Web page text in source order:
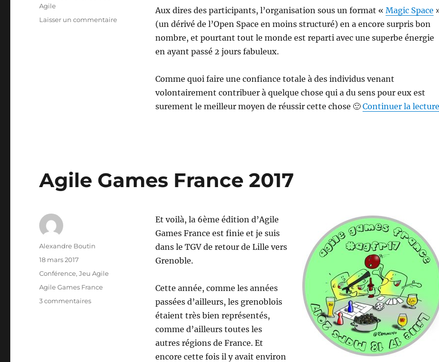
Aux dires des participants, l’organisation sous un format « Magic Space
(un dérivé de l’Open Space en moins structuré) en a encore surpris bon
nombre, et pourtant tout le monde est reparti avec une superbe énergie
en ayant passé 2 jours fabuleux.
Comme quoi faire une confiance totale à des individus venant
volontairement contribuer à quelque chose qui a du sens pour eux est
surement le meilleur moyen de réussir cette chose 🙂 Continuer la lecture
Agile
Laisser un commentairesur
Agile Games France 2017
Et voilà, la 6ème édition d’Agile
Games France est finie et je suis
dans le TGV de retour de Lille vers
Grenoble.
Cette année, comme les années
passées d’ailleurs, les grenoblois
étaient très bien représentés,
comme d’ailleurs toutes les
autres régions de France. Et
encore cette fois il y avait environ
Auteur
Alexandre Boutin
Publié
18 mars 2017
Catégories
Conférence,Jeu Agile
Étiquettes
Agile Games France
3 commentairessur